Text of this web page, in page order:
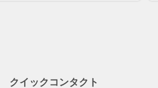
クイックコンタクト